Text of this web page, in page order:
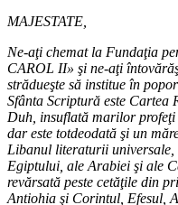
MAJESTATE,
Ne-aţi chemat la Fundaţia
CAROL II» şi ne-aţi
strădueşte să institue în
Sfânta Scriptură este
Duh, insuflată marilor profeţi
dar este totdeodată şi un
Libanul literaturii
Egiptului, ale Arabiei şi ale
revărsată peste cetăţile din
Antiohia şi Corintul, Efesul,